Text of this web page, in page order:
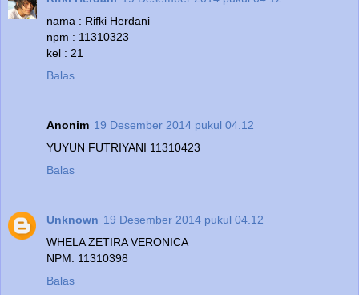
nama : Rifki Herdani
npm : 11310323
kel : 21
Balas
Anonim 19 Desember 2014 pukul 04.12
YUYUN FUTRIYANI 11310423
Balas
Unknown 19 Desember 2014 pukul 04.12
WHELA ZETIRA VERONICA
NPM: 11310398
Balas